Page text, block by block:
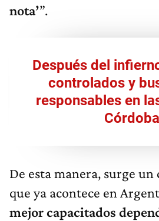
nota’”.
Después del
controlados y
responsables en
Córdoba
De esta manera, surge
que ya acontece en
mejor capacitados